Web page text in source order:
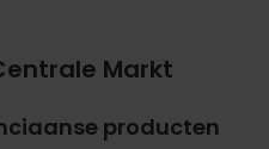
Markt
producten